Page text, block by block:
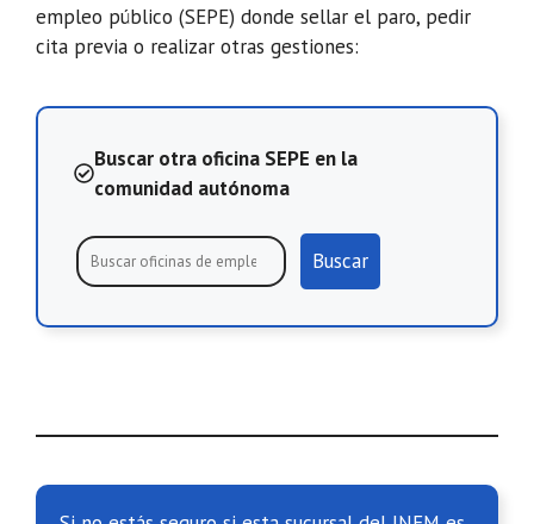
empleo público (SEPE) donde sellar el paro, pedir
cita previa o realizar otras gestiones:
Buscar otra oficina SEPE en la
comunidad autónoma
Buscar